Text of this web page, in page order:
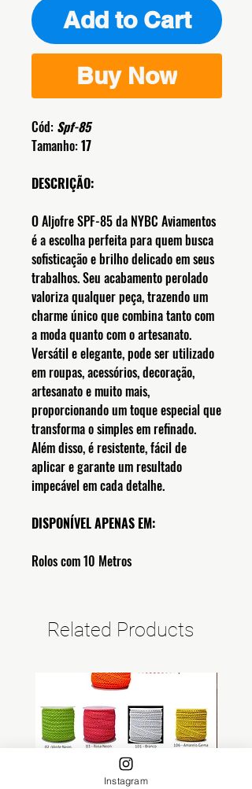
Add to Cart
Buy Now
Cód: Spf-85
Tamanho:17
DESCRIÇÃO:
O Aljofre SPF-85 da NYBC Aviamentos
é a escolha perfeita para quem busca
sofisticação e brilho delicado em seus
trabalhos. Seu acabamento perolado
valoriza qualquer peça, trazendo um
charme único que combina tanto com
a moda quanto com o artesanato.
Versátil e elegante, pode ser utilizado
em roupas, acessórios, decoração,
artesanato e muito mais,
proporcionando um toque especial que
transforma o simples em refinado.
Além disso, é resistente, fácil de
aplicar e garante um resultado
impecável em cada detalhe.
DISPONÍVEL APENAS EM:
Rolos com 10 Metros
Related Products
Instagram